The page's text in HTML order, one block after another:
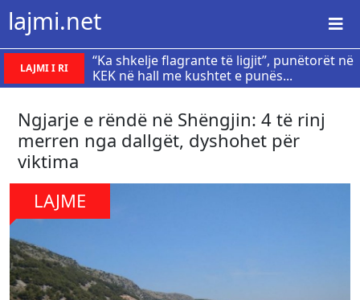
lajmi.net
LAJMI I RI
“Ka shkelje flagrante të ligjit”, punëtorët në
KEK në hall me kushtet e punës...
Ngjarje e rëndë në Shëngjin: 4 të rinj
merren nga dallgët, dyshohet për
viktima
LAJME